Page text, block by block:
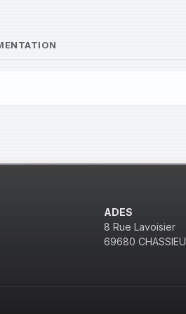
ADES
8 Rue Lavoisier
69680 CHASSIEU